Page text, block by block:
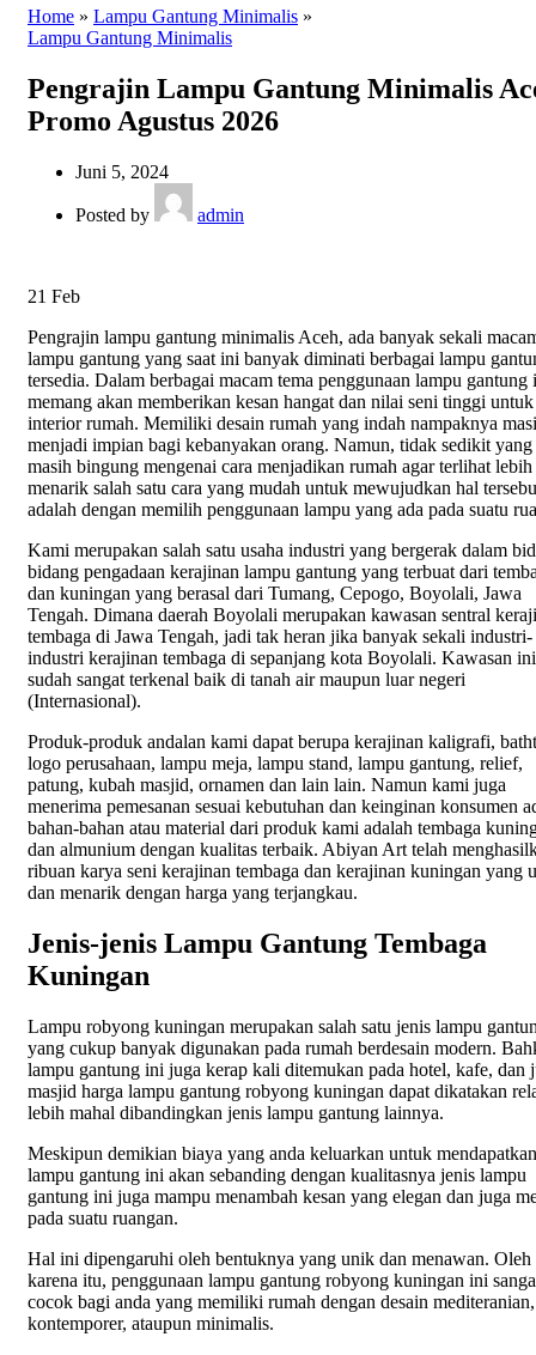
Home » Lampu Gantung Minimalis »
Lampu Gantung Minimalis
Pengrajin Lampu Gantung Minimalis
Promo Agustus 2026
Juni 5, 2024
Posted by admin
21 Feb
Pengrajin lampu gantung minimalis Aceh, ada banyak sekali
lampu gantung yang saat ini banyak diminati berbagai lampu
tersedia. Dalam berbagai macam tema penggunaan lampu gantung
memang akan memberikan kesan hangat dan nilai seni tinggi untuk
interior rumah. Memiliki desain rumah yang indah nampaknya
menjadi impian bagi kebanyakan orang. Namun, tidak sedikit yang
masih bingung mengenai cara menjadikan rumah agar terlihat lebih
menarik salah satu cara yang mudah untuk mewujudkan hal
adalah dengan memilih penggunaan lampu yang ada pada suatu
Kami merupakan salah satu usaha industri yang bergerak dalam
bidang pengadaan kerajinan lampu gantung yang terbuat dari
dan kuningan yang berasal dari Tumang, Cepogo, Boyolali, Jawa
Tengah. Dimana daerah Boyolali merupakan kawasan sentral
tembaga di Jawa Tengah, jadi tak heran jika banyak sekali industri-
industri kerajinan tembaga di sepanjang kota Boyolali. Kawasan ini
sudah sangat terkenal baik di tanah air maupun luar negeri
(Internasional).
Produk-produk andalan kami dapat berupa kerajinan kaligrafi,
logo perusahaan, lampu meja, lampu stand, lampu gantung, relief,
patung, kubah masjid, ornamen dan lain lain. Namun kami juga
menerima pemesanan sesuai kebutuhan dan keinginan konsumen
bahan-bahan atau material dari produk kami adalah tembaga
dan almunium dengan kualitas terbaik. Abiyan Art telah
ribuan karya seni kerajinan tembaga dan kerajinan kuningan yang
dan menarik dengan harga yang terjangkau.
Jenis-jenis Lampu Gantung Tembaga
Kuningan
Lampu robyong kuningan merupakan salah satu jenis lampu
yang cukup banyak digunakan pada rumah berdesain modern.
lampu gantung ini juga kerap kali ditemukan pada hotel, kafe, dan
masjid harga lampu gantung robyong kuningan dapat dikatakan
lebih mahal dibandingkan jenis lampu gantung lainnya.
Meskipun demikian biaya yang anda keluarkan untuk mendapatkan
lampu gantung ini akan sebanding dengan kualitasnya jenis lampu
gantung ini juga mampu menambah kesan yang elegan dan juga
pada suatu ruangan.
Hal ini dipengaruhi oleh bentuknya yang unik dan menawan. Oleh
karena itu, penggunaan lampu gantung robyong kuningan ini
cocok bagi anda yang memiliki rumah dengan desain mediteranian,
kontemporer, ataupun minimalis.